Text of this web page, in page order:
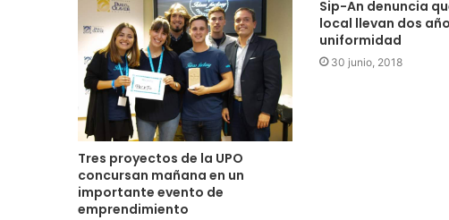
Tres proyectos de la UPO
concursan mañana en un
importante evento de
emprendimiento
Sip-An denuncia
local llevan dos
uniformidad
30 junio, 2018